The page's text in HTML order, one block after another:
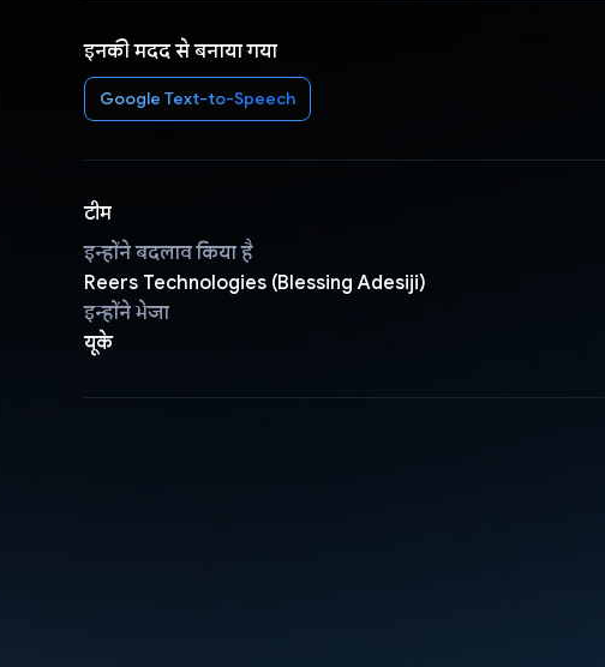
इनकी मदद से बनाया गया
Google Text-to-Speech
टीम
इन्होंने बदलाव किया है
Reers Technologies (Blessing Adesiji)
इन्होंने भेजा
यूके